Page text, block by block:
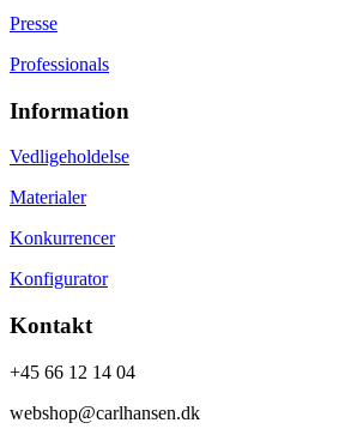
Presse
Professionals
Information
Vedligeholdelse
Materialer
Konkurrencer
Konfigurator
Kontakt
+45 66 12 14 04
webshop@carlhansen.dk